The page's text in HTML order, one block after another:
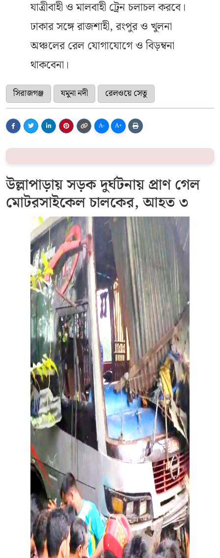
যাত্রীবাহী ও মালবাহী ট্রেন চলাচল করবে।
ঢাকার সঙ্গে রাজশাহী, রংপুর ও খুলনা
অঞ্চলের রেল যোগাযোগে ও বিড়ম্বনা
থাকবেনা।
সিরাজগঞ্জ যমুনা নদী রেলওয়ে সেতু
A- A+
উল্লাপাড়ায় সড়ক দুর্ঘটনায় প্রাণ গেল
মোটরসাইকেল চালকের, আহত ৩